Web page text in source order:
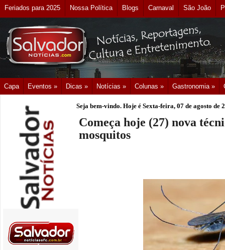
Feriados para 2025 Nossa Política Blogs Carnaval São João
Capa Eventos » Dicas » Notícias » Colunas » Gastronomia »
Seja bem-vindo. Hoje é Sexta-feira, 07 de agosto de
Começa hoje (27) nova
mosquitos